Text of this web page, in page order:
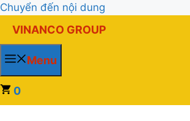
Chuyển đến nội dung
VINANCO GROUP
Menu
0